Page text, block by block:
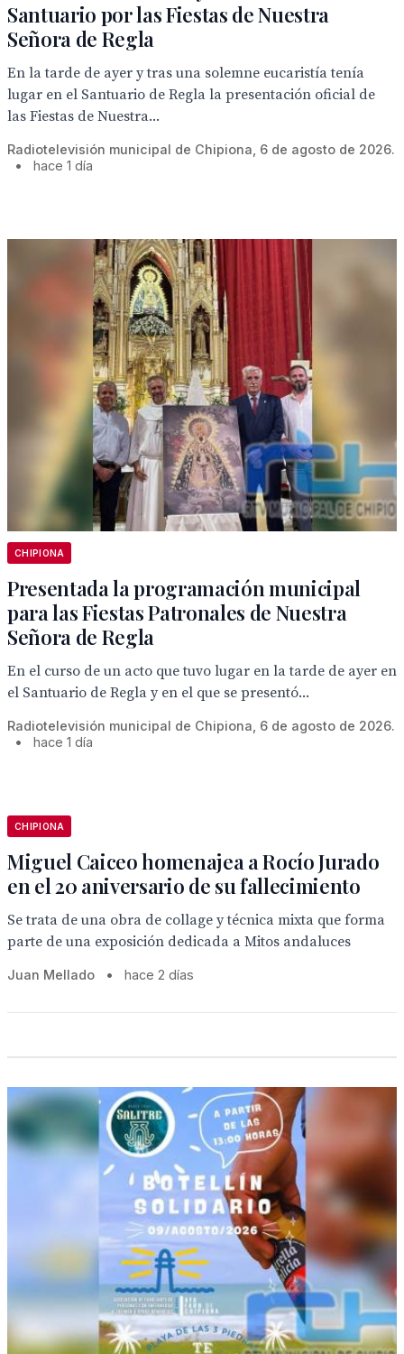
Santuario por las Fiestas de Nuestra
Señora de Regla
En la tarde de ayer y tras una solemne eucaristía tenía
lugar en el Santuario de Regla la presentación oficial de
las Fiestas de Nuestra...
Radiotelevisión municipal de Chipiona, 6 de agosto de 2026.
•
hace 1 día
CHIPIONA
Presentada la programación municipal
para las Fiestas Patronales de Nuestra
Señora de Regla
En el curso de un acto que tuvo lugar en la tarde de ayer en
el Santuario de Regla y en el que se presentó...
Radiotelevisión municipal de Chipiona, 6 de agosto de 2026.
•
hace 1 día
CHIPIONA
Miguel Caiceo homenajea a Rocío Jurado
en el 20 aniversario de su fallecimiento
Se trata de una obra de collage y técnica mixta que forma
parte de una exposición dedicada a Mitos andaluces
Juan Mellado • hace 2 días